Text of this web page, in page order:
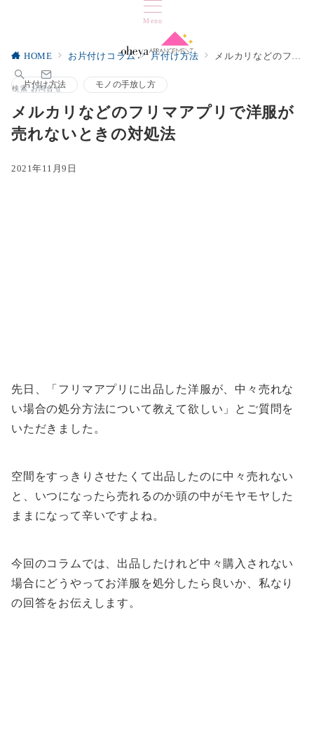
Menu
検索 お問合せ
HOME お片付けコラム 片付け方法 メルカリなどのフリマアプリで洋服が売れないときの対処法
片付け方法 モノの手放し方
メルカリなどのフリマアプリで洋服が
売れないときの対処法
2021年11月9日
先日、「フリマアプリに出品した洋服が、中々売れな
い場合の処分方法について教えて欲しい」とご質問を
いただきました。
空間をすっきりさせたくて出品したのに中々売れない
と、いつになったら売れるのか頭の中がモヤモヤした
ままになって辛いですよね。
今回のコラムでは、出品したけれど中々購入されない
場合にどうやってお洋服を処分したら良いか、私なり
の回答をお伝えします。